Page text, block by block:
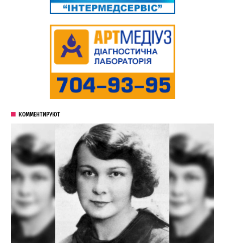
КОММЕНТИРУЮТ